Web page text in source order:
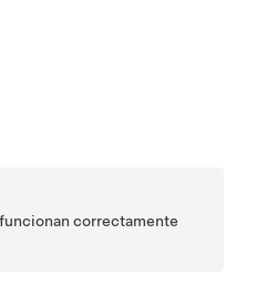
correctamente